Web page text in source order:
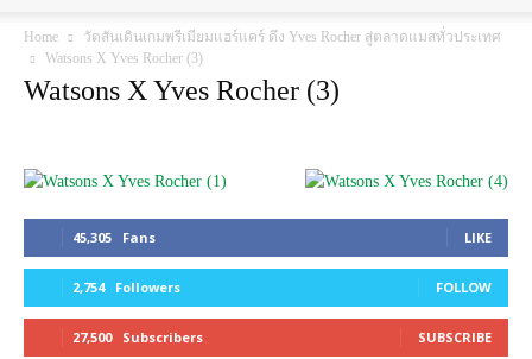
Home
วัตสันเดินเกมพรีเมียมแฮร์แคร์ ดึง Yves Rocher สู่ตลาดแมสทั่วประเทศ
Watsons X Yves Rocher (3)
Watsons X Yves Rocher (3)
45,305 Fans LIKE
2,754 Followers FOLLOW
27,500 Subscribers SUBSCRIBE